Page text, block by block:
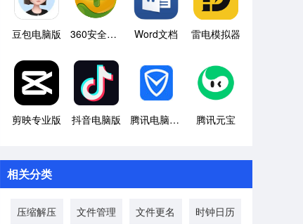
豆包电脑版 360安全卫士 Word文档 雷电模拟器
剪映专业版 抖音电脑版 腾讯电脑管家 腾讯元宝
相关分类
压缩解压 文件管理 文件更名 时钟日历